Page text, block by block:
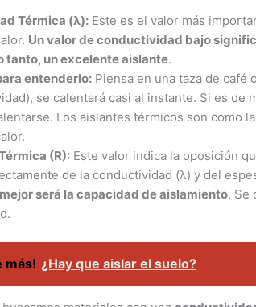
Térmica (λ): Este es el valor más
Un valor de conductividad bajo
tanto, un excelente aislante.
entenderlo:Piensa en una taza de café
se calentará casi al instante. Si es de
Los aislantes térmicos son como
(R): Este valor indica la oposición
de la conductividad (λ) y del
será la capacidad de aislamiento. Se
más! ¿Hay que aislar el suelo?